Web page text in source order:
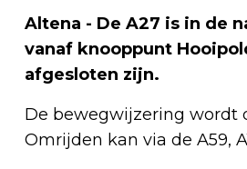
Altena - De A27 is in de
vanaf knooppunt
afgesloten zijn.
De bewegwijzering wordt
Omrijden kan via de A59,